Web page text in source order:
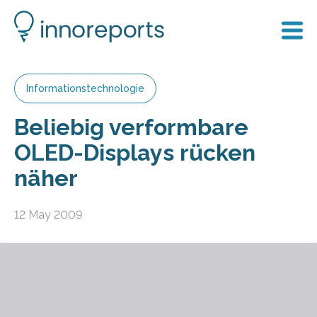
Informationstechnologie
Beliebig verformbare
OLED-Displays rücken
näher
12 May 2009